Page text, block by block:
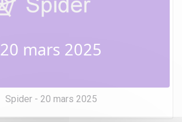
20 mars 2025
Spider - 20 mars 2025